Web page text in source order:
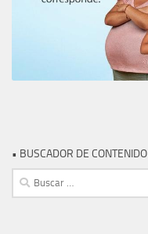
• BUSCADOR DE CONTENIDO
Buscar: